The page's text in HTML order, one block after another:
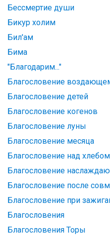
Бессмертие души
Бикур холим
Бил'ам
Бима
"Благодарим..."
Благословение
Благословение детей
Благословение когенов
Благословение луны
Благословение месяца
Благословение над хлебом
Благословение
Благословение после
Благословение при
Благословения
Благословения Торы